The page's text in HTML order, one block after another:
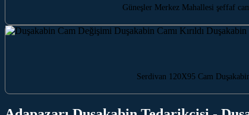
Güneşler Merkez Mahallesi şeffaf
Serdivan 120X95 Cam